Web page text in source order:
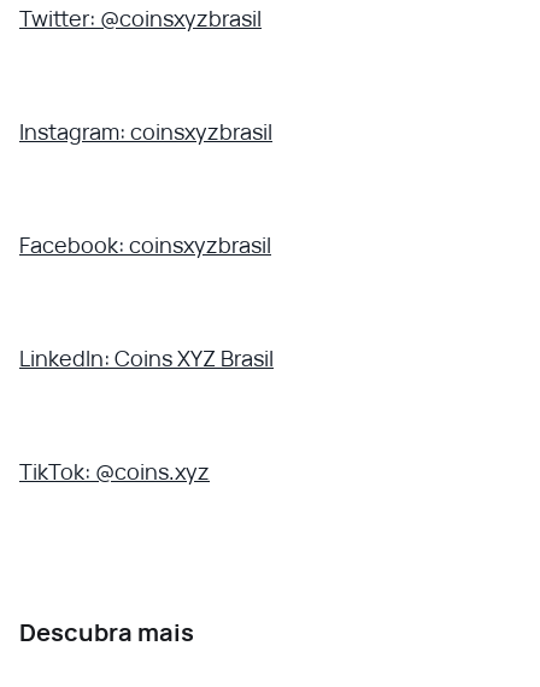
Twitter: @coinsxyzbrasil
Instagram: coinsxyzbrasil
Facebook: coinsxyzbrasil
LinkedIn: Coins XYZ Brasil
TikTok: @coins.xyz
Descubra mais